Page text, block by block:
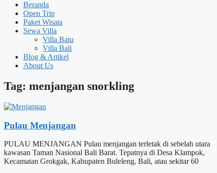
Beranda
Open Trip
Paket Wisata
Sewa Villa
Villa Batu
Villa Bali
Blog & Artikel
About Us
Tag: menjangan snorkling
Pulau Menjangan
PULAU MENJANGAN Pulau menjangan terletak di sebelah utara
kawasan Taman Nasional Bali Barat. Tepatnya di Desa Klampok,
Kecamatan Grokgak, Kabupaten Buleleng, Bali, atau sekitar 60